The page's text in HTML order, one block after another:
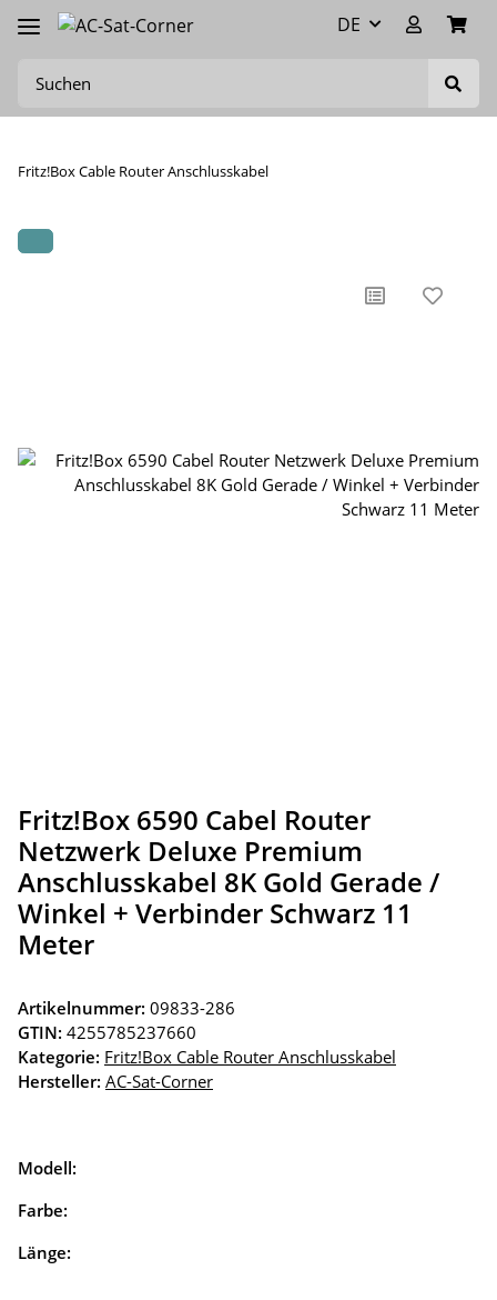
DE
Fritz!Box Cable Router Anschlusskabel
Fritz!Box 6590 Cabel Router
Netzwerk Deluxe Premium
Anschlusskabel 8K Gold Gerade /
Winkel + Verbinder Schwarz 11
Meter
Artikelnummer: 09833-286
GTIN: 4255785237660
Kategorie: Fritz!Box Cable Router Anschlusskabel
Hersteller: AC-Sat-Corner
Modell:
Farbe:
Länge: